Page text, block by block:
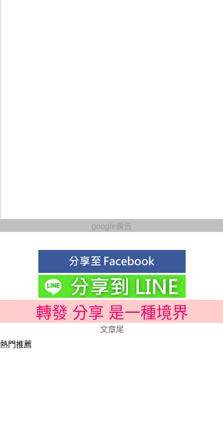
google廣告
轉發 分享 是一種境界
文章尾
熱門推薦